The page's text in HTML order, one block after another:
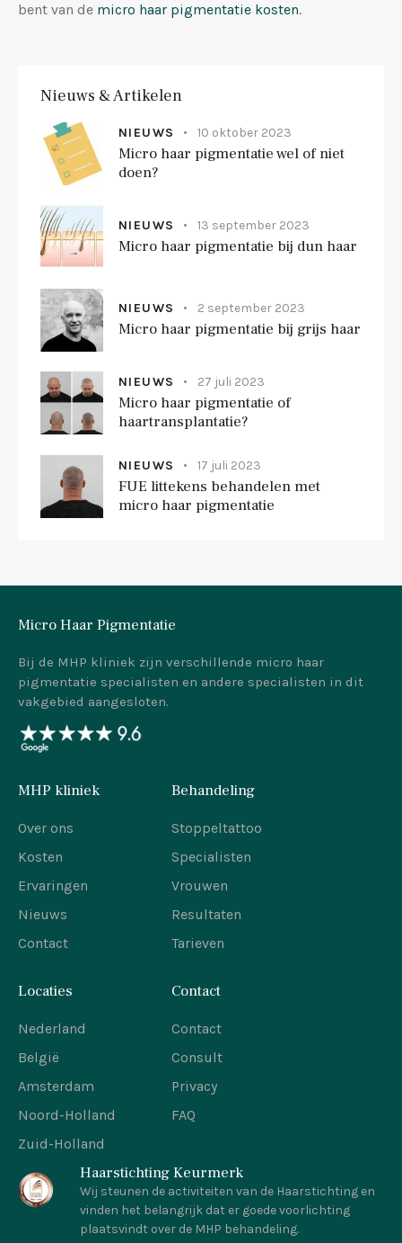
bent van de micro haar pigmentatie kosten.
Nieuws & Artikelen
NIEUWS 10 oktober 2023
Micro haar pigmentatie wel of niet
doen?
NIEUWS 13 september 2023
Micro haar pigmentatie bij dun haar
NIEUWS 2 september 2023
Micro haar pigmentatie bij grijs haar
NIEUWS 27 juli 2023
Micro haar pigmentatie of
haartransplantatie?
NIEUWS 17 juli 2023
FUE littekens behandelen met
micro haar pigmentatie
Micro Haar Pigmentatie
Bij de MHP kliniek zijn verschillende micro haar
pigmentatie specialisten en andere specialisten in dit
vakgebied aangesloten.
MHP kliniek
Over ons
Kosten
Ervaringen
Nieuws
Contact
Behandeling
Stoppeltattoo
Specialisten
Vrouwen
Resultaten
Tarieven
Locaties
Nederland
België
Amsterdam
Noord-Holland
Zuid-Holland
Contact
Contact
Consult
Privacy
FAQ
Haarstichting Keurmerk
Wij steunen de activiteiten van de Haarstichting en
vinden het belangrijk dat er goede voorlichting
plaatsvindt over de MHP behandeling.